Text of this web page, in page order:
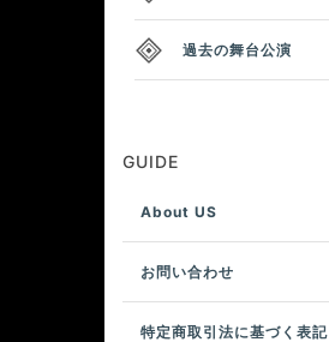
過去の舞台公演
GUIDE
About US
お問い合わせ
特定商取引法に基づく表記